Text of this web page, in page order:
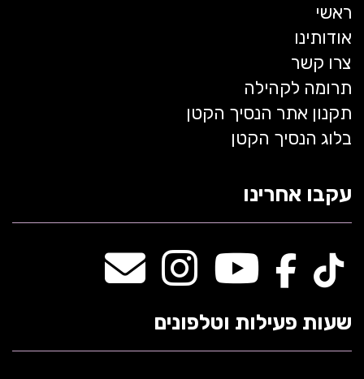
ראשי
אודותינו
צרו קשר
תרומה לקהילה
תקנון אתר הנסיך הקטן
בלוג הנסיך הקטן
עקבו אחרינו
שעות פעילות וטלפונים